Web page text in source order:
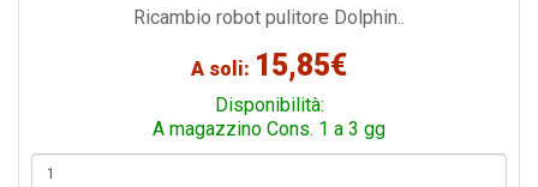
Ricambio robot pulitore Dolphin..
A soli: 15,85€
Disponibilità:
A magazzino Cons. 1 a 3 gg